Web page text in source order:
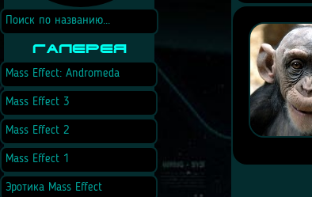
Галерея
Mass Effect: Andromeda
Mass Effect 3
Mass Effect 2
Mass Effect 1
Эротика Mass Effect